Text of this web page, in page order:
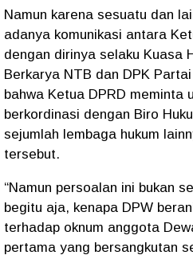
Namun karena sesuatu dan
adanya komunikasi antara
dengan dirinya selaku Kuasa
Berkarya NTB dan DPK
bahwa Ketua DPRD meminta
berkordinasi dengan Biro
sejumlah lembaga hukum
tersebut.
“Namun persoalan ini bukan
begitu aja, kenapa DPW
terhadap oknum anggota
pertama yang bersangkutan